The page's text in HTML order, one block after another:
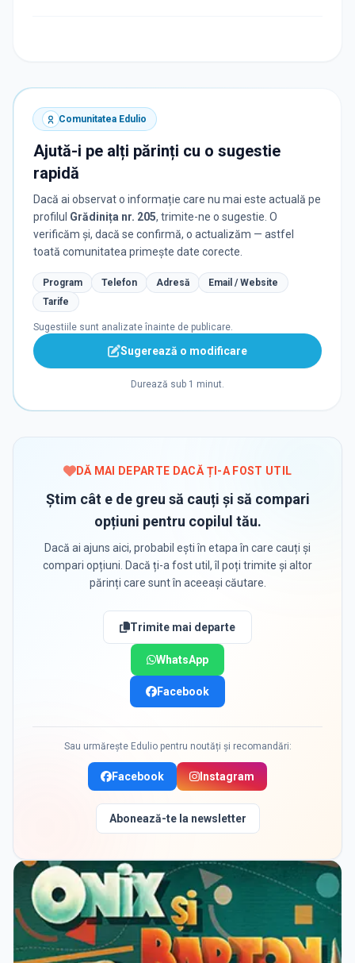
Comunitatea Edulio
Ajută-i pe alți părinți cu o sugestie
rapidă
Dacă ai observat o informație care nu mai este actuală pe
profilul Grădinița nr. 205, trimite-ne o sugestie. O
verificăm și, dacă se confirmă, o actualizăm — astfel
toată comunitatea primește date corecte.
Program Telefon Adresă
Email / Website
Tarife
Sugestiile sunt analizate înainte de publicare.
Sugerează o modificare
Durează sub 1 minut.
DĂ MAI DEPARTE DACĂ ȚI-A FOST UTIL
Știm cât e de greu să cauți și să compari
opțiuni pentru copilul tău.
Dacă ai ajuns aici, probabil ești în etapa în care cauți și
compari opțiuni. Dacă ți-a fost util, îl poți trimite și altor
părinți care sunt în aceeași căutare.
Trimite mai departe
WhatsApp
Facebook
Sau urmărește Edulio pentru noutăți și recomandări:
Facebook Instagram
Abonează-te la newsletter